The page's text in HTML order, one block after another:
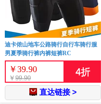
迪卡侬山地车公路骑行自行车骑行服
男夏季骑行裤内裤短裤RC
￥ 39.90
￥ 99.90
4折
直达链接 >